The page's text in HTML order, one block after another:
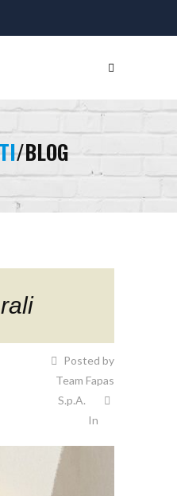
/BLOG
Posted by
Team Fapas
S.p.A.
In